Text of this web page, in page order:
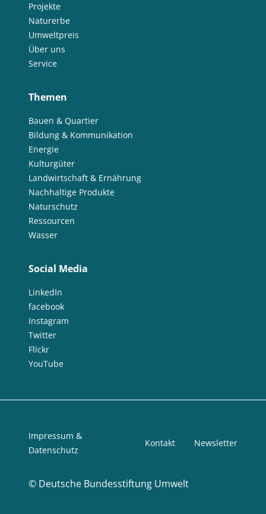
Projekte
Naturerbe
Umweltpreis
Über uns
Service
Themen
Bauen & Quartier
Bildung & Kommunikation
Energie
Kulturgüter
Landwirtschaft & Ernährung
Nachhaltige Produkte
Naturschutz
Ressourcen
Wasser
Social Media
LinkedIn
facebook
Instagram
Twitter
Flickr
YouTube
© Deutsche Bundesstiftung Umwelt
Impressum &
Datenschutz
Kontakt Newsletter